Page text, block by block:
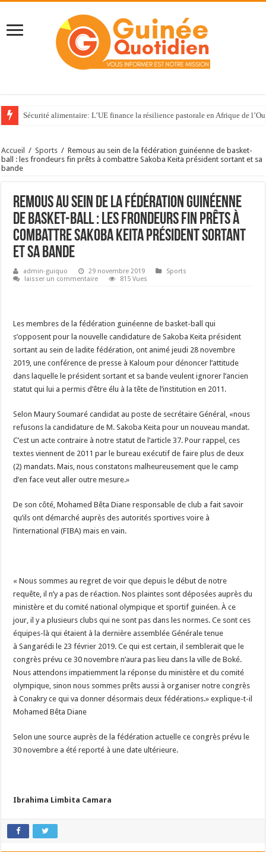
Sécurité alimentaire: L’UE finance la résilience pastorale en Afrique de
Accueil / Sports / Remous au sein de la fédération guinéenne de basket-
ball : les frondeurs fin prêts à combattre Sakoba Keita président sortant et sa
bande
Remous au sein de la fédération guinéenne
de basket-ball : les frondeurs fin prêts à
combattre Sakoba Keita président sortant
et sa bande
admin-guiquo 29 novembre 2019
Sports
laisser un commentaire
815 Vues
Les membres de la fédération guinéenne de basket-ball qui
s’opposent pour la nouvelle candidature de Sakoba Keita président
sortant au sein de ladite fédération, ont animé jeudi 28 novembre
2019, une conférence de presse à Kaloum pour dénoncer l’attitude
dans laquelle le président sortant et sa bande veulent ignorer l’ancien
statut qui lui a permis d’être élu à la tête de l’institution en 2011.
Selon Maury Soumaré candidat au poste de secrétaire Général, «nous
refusons la candidature de M. Sakoba Keita pour un nouveau mandat.
C’est un acte contraire à notre statut de l’article 37. Pour rappel, ces
textes viennent de 2011 par le bureau exécutif de faire plus de deux
(2) mandats. Mais, nous constatons malheureusement que le camp
d’en face veut aller outre mesure.»
De son côté, Mohamed Bêta Diane responsable de club a fait savoir
qu’ils ont démarché auprès des autorités sportives voire à
l’international (FIBA) mais en vain.
« Nous sommes au regret de voir que depuis le début de notre
requête, il n’y a pas de réaction. Nos plaintes sont déposées auprès du
ministère et du comité national olympique et sportif guinéen. À ce
jour, il y a plusieurs clubs qui ne sont pas dans les normes. Ce sont ces
équipes-là qui étaient à la dernière assemblée Générale tenue
à Sangarédi le 23 février 2019. Ce qui est certain, il semblerait que le
congrès prévu ce 30 novembre n’aura pas lieu dans la ville de Boké.
Nous attendons impatiemment la réponse du ministère et du comité
olympique, sinon nous sommes prêts aussi à organiser notre congrès
à Conakry ce qui va donner désormais deux fédérations.» explique-t-il
Mohamed Bêta Diane
Selon une source auprès de la fédération actuelle ce congrès prévu le
30 novembre a été reporté à une date ultérieure.
Ibrahima Limbita Camara